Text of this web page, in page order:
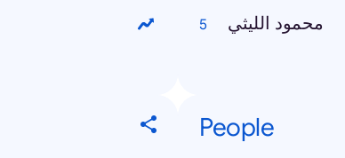
محمود الليثي
People